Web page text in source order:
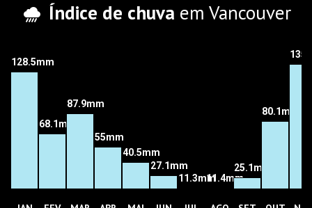
Índice de chuva em Vancouver
128.5mm
68.1mm
87.9mm
55mm
40.5mm
27.1mm
11.3mm11.4mm
25.1mm
80.1mm